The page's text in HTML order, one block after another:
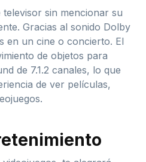
sin mencionar su
Gracias al sonido Dolby
en un cine o concierto. El
de objetos para
de 7.1.2 canales, lo que
de ver películas,